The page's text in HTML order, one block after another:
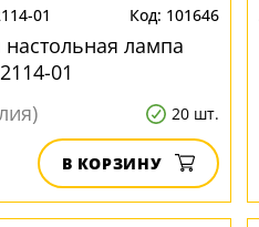
01 101646
лампа
01
20 шт.
В КОРЗИНУ